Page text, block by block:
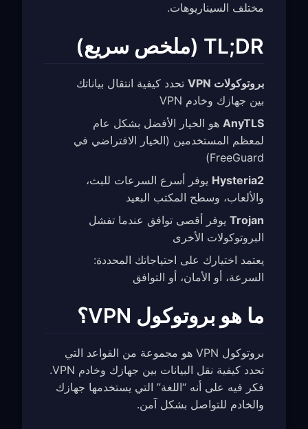
مختلف السيناريوهات.
TL;DR (ملخص سريع)
بروتوكولات VPN
تحدد كيفية انتقال بياناتك
بين جهازك وخادم VPN
AnyTLS هو الخيار الأفضل بشكل عام
لمعظم المستخدمين (الخيار الافتراضي في
FreeGuard)
Hysteria2 يوفر أسرع السرعات للبث،
والألعاب، وسطح المكتب البعيد
Trojan يوفر أقصى توافق عندما تفشل
البروتوكولات الأخرى
يعتمد اختيارك على احتياجاتك المحددة:
السرعة، أو الأمان، أو التوافق
ما هو بروتوكول VPN؟
بروتوكول VPN هو مجموعة من القواعد التي
تحدد كيفية نقل البيانات بين جهازك وخادم VPN.
فكر فيه على أنه “اللغة” التي يستخدمها جهازك
والخادم للتواصل بشكل آمن.